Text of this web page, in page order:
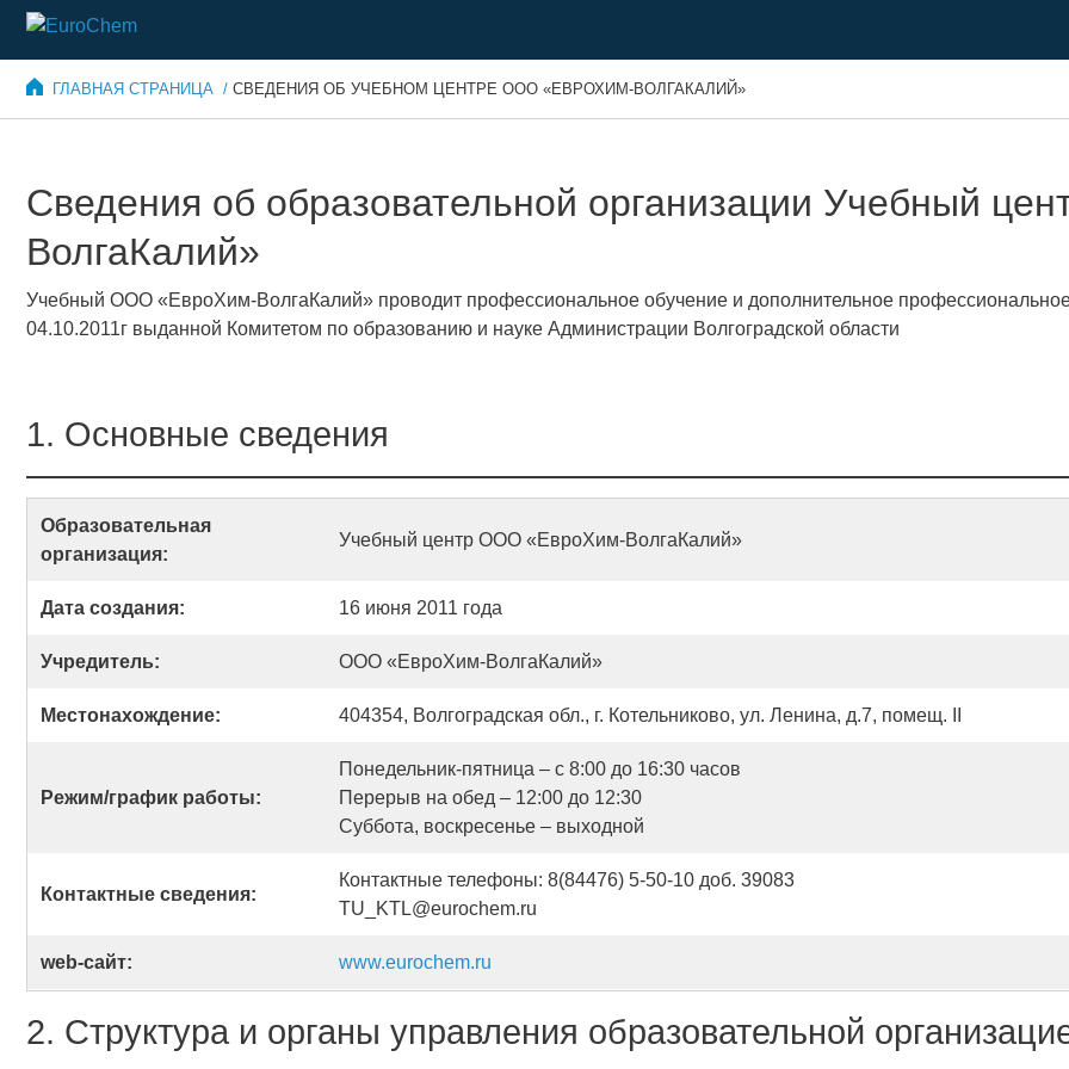
ГЛАВНАЯ СТРАНИЦА / СВЕДЕНИЯ ОБ УЧЕБНОМ ЦЕНТРЕ ООО «ЕВРОХИМ-ВОЛГАКАЛИЙ»
Сведения об образовательной организации Учебный
ВолгаКалий»
Учебный ООО «ЕвроХим-ВолгаКалий» проводит профессиональное обучение и дополнительное
04.10.2011г выданной Комитетом по образованию и науке Администрации Волгоградской области
1. Основные сведения
Образовательная
организация:
Учебный центр ООО «ЕвроХим-ВолгаКалий»
Дата создания: 16 июня 2011 года
Учредитель: ООО «ЕвроХим-ВолгаКалий»
Местонахождение: 404354, Волгоградская обл., г. Котельниково, ул. Ленина, д.7, помещ. II
Режим/график работы:
Понедельник-пятница – с 8:00 до 16:30 часов
Перерыв на обед – 12:00 до 12:30
Суббота, воскресенье – выходной
Контактные сведения:
Контактные телефоны: 8(84476) 5-50-10 доб. 39083
TU_KTL@eurochem.ru
web-сайт: www.eurochem.ru
2. Структура и органы управления образовательной